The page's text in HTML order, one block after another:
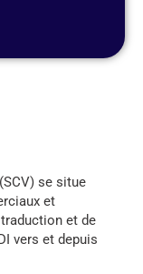
se situe
et
et de
vers et depuis